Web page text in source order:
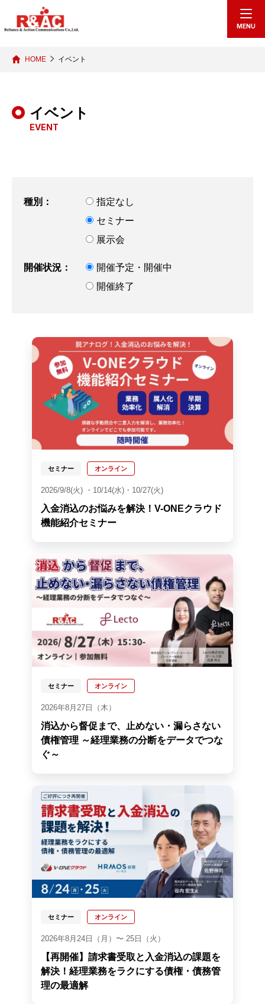
MENU
イベント
EVENT
HOME イベント
種別：
指定なし
セミナー
展示会
開催状況：
開催予定・開催中
開催終了
セミナー オンライン
2026/9/8(火) ・10/14(水)・10/27(火)
入金消込のお悩みを解決！V-ONEクラウド
機能紹介セミナー
セミナー オンライン
2026年8月27日（木）
消込から督促まで、止めない・漏らさない
債権管理 ～経理業務の分断をデータでつな
ぐ～
セミナー オンライン
2026年8月24日（月）〜 25日（火）
【再開催】請求書受取と入金消込の課題を
解決！経理業務をラクにする債権・債務管
理の最適解